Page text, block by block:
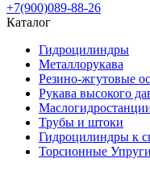
+7(900)089-88-26
Каталог
Гидроцилиндры
Металлорукава
Резино-жгутовые
Рукава высокого
Трубы и штоки
Гидроцилиндры к
Торсионные